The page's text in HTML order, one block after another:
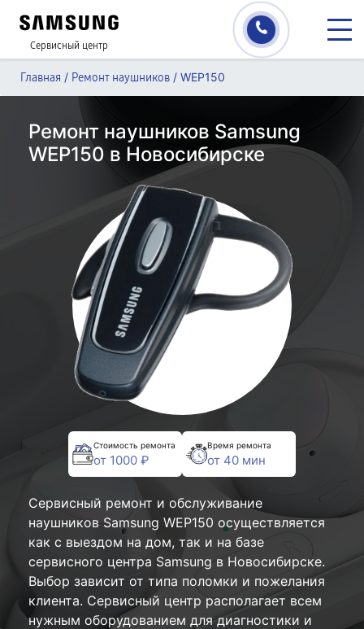
Сервисный центр
Главная / Ремонт наушников / WEP150
Ремонт наушников Samsung
WEP150 в Новосибирске
Стоимость ремонта
от 1000 ₽
Время ремонта
от 40 мин
Сервисный ремонт и обслуживание
наушников Samsung WEP150 осуществляется
как с выездом на дом, так и на базе
сервисного центра Samsung в Новосибирске.
Выбор зависит от типа поломки и пожелания
клиента. Сервисный центр располагает всем
нужным оборудованием для диагностики и